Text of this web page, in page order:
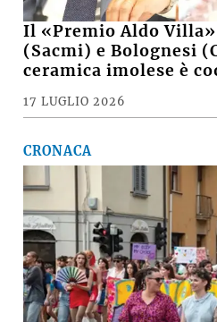
Il «Premio Aldo
(Sacmi) e Bolognesi
ceramica imolese è
17 LUGLIO 2026
CRONACA